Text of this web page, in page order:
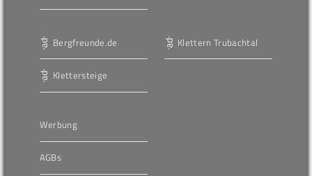
Bergfreunde.de
Klettersteige
Klettern Trubachtal
Werbung
AGBs